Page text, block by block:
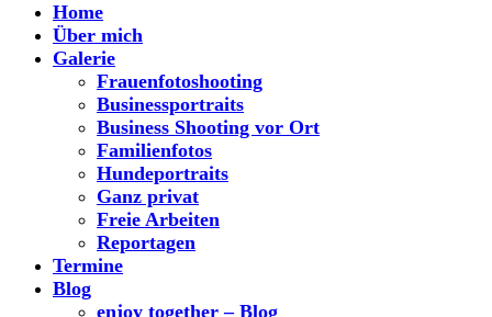
Home
Über mich
Galerie
Frauenfotoshooting
Businessportraits
Business Shooting vor Ort
Familienfotos
Hundeportraits
Ganz privat
Freie Arbeiten
Reportagen
Termine
Blog
enjoy together – Blog